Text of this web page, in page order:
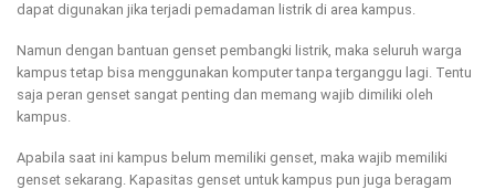
dapat digunakan jika terjadi pemadaman listrik di area kampus.
Namun dengan bantuan genset pembangki listrik, maka seluruh warga
kampus tetap bisa menggunakan komputer tanpa terganggu lagi. Tentu
saja peran genset sangat penting dan memang wajib dimiliki oleh
kampus.
Apabila saat ini kampus belum memiliki genset, maka wajib memiliki
genset sekarang. Kapasitas genset untuk kampus pun juga beragam